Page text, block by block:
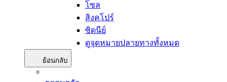
โซล
สิงคโปร์
ซิดนีย์
ดูจุดหมายปลายทางทั้งหมด
ย้อนกลับ